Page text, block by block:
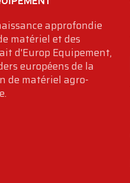
approfondie
matériel et des
d'Europ Equipement,
européens de la
de matériel agro-